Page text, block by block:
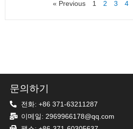
« Previous 1 2 3 4
문의하기
전화: +86 371-63211287
이메일: 2969966178@qq.com